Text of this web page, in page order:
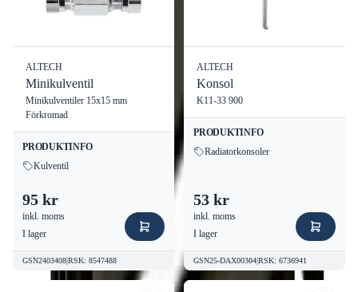
ALTECH
Minikulventil
Minikulventiler 15x15 mm
Förkromad
PRODUKTINFO
Kulventil
95 kr
inkl. moms
I lager
GSN2403408|RSK: 8547488
ALTECH
Konsol
K11-33 900
PRODUKTINFO
Radiatorkonsoler
53 kr
inkl. moms
I lager
GSN25-DAX00304|RSK: 6736941